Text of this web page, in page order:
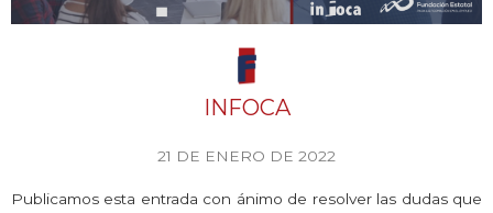
INFOCA
21 DE ENERO DE 2022
Publicamos esta entrada con ánimo de resolver las dudas que